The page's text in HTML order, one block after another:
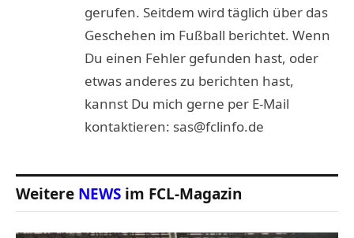
gerufen. Seitdem wird täglich über das
Geschehen im Fußball berichtet. Wenn
Du einen Fehler gefunden hast, oder
etwas anderes zu berichten hast,
kannst Du mich gerne per E-Mail
kontaktieren: sas@fclinfo.de
Weitere NEWS im FCL-Magazin